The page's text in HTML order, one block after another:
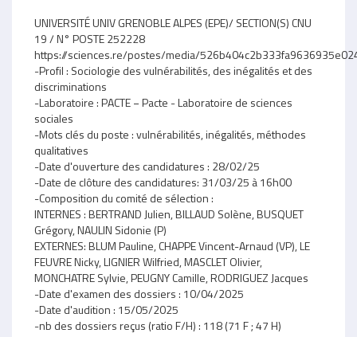
UNIVERSITÉ UNIV GRENOBLE ALPES (EPE)/ SECTION(S) CNU
19 / N° POSTE 252228
https://sciences.re/postes/media/
-Profil : Sociologie des vulnérabilités, des inégalités et des
discriminations
-Laboratoire : PACTE − Pacte - Laboratoire de sciences
sociales
-Mots clés du poste : vulnérabilités, inégalités, méthodes
qualitatives
-Date d'ouverture des candidatures : 28/02/25
-Date de clôture des candidatures: 31/03/25 à 16h00
-Composition du comité de sélection :
INTERNES : BERTRAND Julien, BILLAUD Solène, BUSQUET
Grégory, NAULIN Sidonie (P)
EXTERNES: BLUM Pauline, CHAPPE Vincent-Arnaud (VP), LE
FEUVRE Nicky, LIGNIER Wilfried, MASCLET Olivier,
MONCHATRE Sylvie, PEUGNY Camille, RODRIGUEZ Jacques
-Date d'examen des dossiers : 10/04/2025
-Date d'audition : 15/05/2025
-nb des dossiers reçus (ratio F/H) : 118 (71 F ; 47 H)